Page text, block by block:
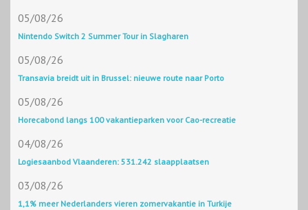
05/08/26
Nintendo Switch 2 Summer Tour in Slagharen
05/08/26
Transavia breidt uit in Brussel: nieuwe route naar Porto
05/08/26
Horecabond langs 100 vakantieparken voor Cao-recreatie
04/08/26
Logiesaanbod Vlaanderen: 531.242 slaapplaatsen
03/08/26
1,1% meer Nederlanders vieren zomervakantie in Turkije